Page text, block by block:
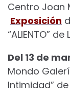
Centro Joan
Exposición
“ALIENTO”
Del 13 de
Mondo
Intimidad”